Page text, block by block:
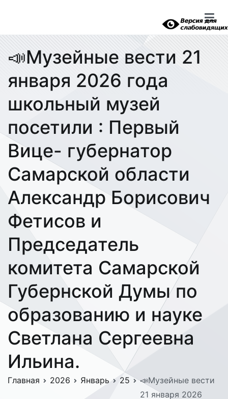
📣Музейные вести 21
января 2026 года
школьный музей
посетили : Первый
Вице- губернатор
Самарской области
Александр Борисович
Фетисов и
Председатель
комитета Самарской
Губернской Думы по
образованию и науке
Светлана Сергеевна
Ильина.
Главная 2026 Январь 25
📣Музейные вести
21 января 2026